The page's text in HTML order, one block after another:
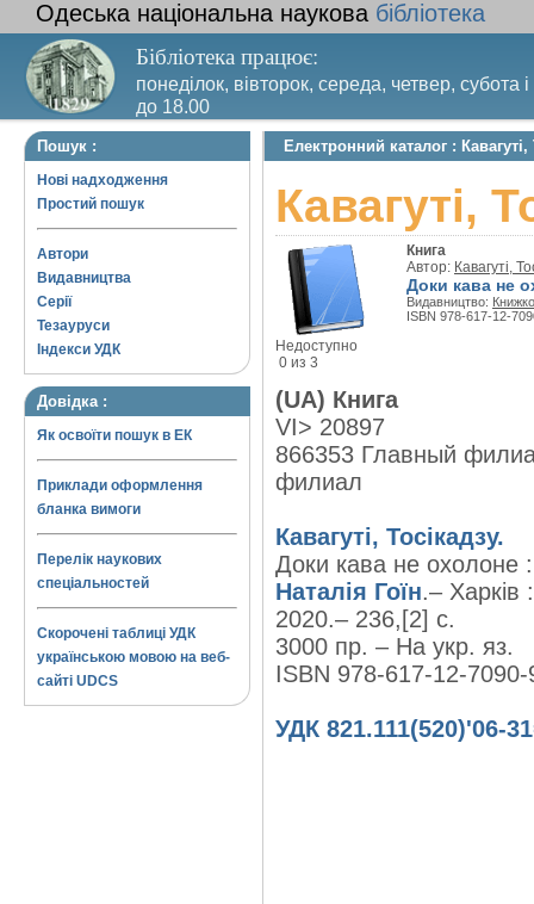
Одеська національна наукова бібліотека
Бібліотека працює:
понеділок, вівторок, середа, четвер, субота
до 18.00
Вихідний день – п’ятниця. Останній четвер
Пошук :
Нові надходження
Простий пошук
Автори
Видавництва
Серії
Тезауруси
Індекси УДК
Довідка :
Як освоїти пошук в ЕК
Приклади оформлення
бланка вимоги
Перелік наукових
спеціальностей
Скорочені таблиці УДК
українською мовою на веб-
сайті UDCS
Електронний каталог :
Кавагуті,
Недоступно
0 из 3
Книга
Автор: Кавагуті,
Доки кава не
Видавництво:
ISBN 978-617-12-
(UA) Книга
VI> 20897
866353 Главный
филиал
Кавагуті, Тосікадзу.
Доки кава не
Наталія Гоїн.– Харків
2020.– 236,[2] с.
3000 пр. – На укр. яз.
ISBN 978-617-12-7090-
УДК 821.111(520)'06-